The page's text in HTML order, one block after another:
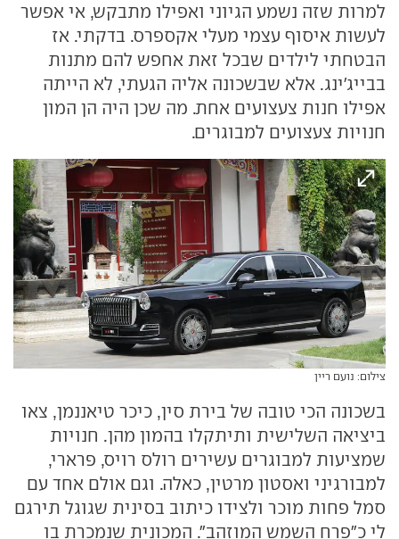
למרות שזה נשמע הגיוני ואפילו מתבקש, אי אפשר
לעשות איסוף עצמי מעלי אקספרס. בדקתי. אז
הבטחתי לילדים שבכל זאת אחפש להם מתנות
בבייג'ינג. אלא שבשכונה אליה הגעתי, לא הייתה
אפילו חנות צעצועים אחת. מה שכן היה הן המון
חנויות צעצועים למבוגרים.
צילום: נועם ריין
בשכונה הכי טובה של בירת סין, כיכר טיאננמן, צאו
ביציאה השלישית ותיתקלו בהמון מהן. חנויות
שמציעות למבוגרים עשירים רולס רויס, פרארי,
למבורגיני ואסטון מרטין, כאלה. וגם אולם אחד עם
סמל פחות מוכר ולצידו כיתוב בסינית שגוגל תירגם
לי כ"פרח השמש המוזהב". המכונית שנמכרת בו